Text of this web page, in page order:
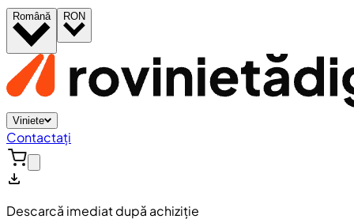
Română RON
Viniete
Contactați
Descarcă imediat după achiziție